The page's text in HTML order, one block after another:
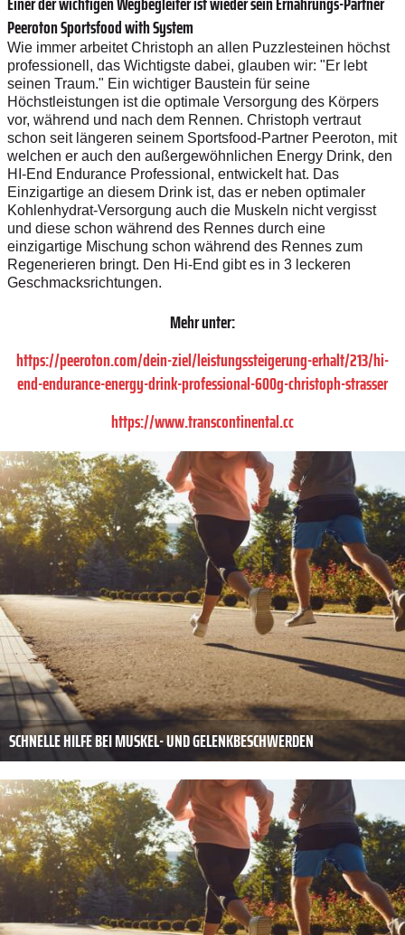
Peeroton Sportsfood with System
Wie immer arbeitet Christoph an allen Puzzlesteinen höchst
professionell, das Wichtigste dabei, glauben wir: "Er lebt
seinen Traum." Ein wichtiger Baustein für seine
Höchstleistungen ist die optimale Versorgung des Körpers
vor, während und nach dem Rennen. Christoph vertraut
schon seit längeren seinem Sportsfood-Partner Peeroton, mit
welchen er auch den außergewöhnlichen Energy Drink, den
HI-End Endurance Professional, entwickelt hat. Das
Einzigartige an diesem Drink ist, das er neben optimaler
Kohlenhydrat-Versorgung auch die Muskeln nicht vergisst
und diese schon während des Rennes durch eine
einzigartige Mischung schon während des Rennes zum
Regenerieren bringt. Den Hi-End gibt es in 3 leckeren
Geschmacksrichtungen.
Mehr unter:
https://peeroton.com/dein-ziel/leistungssteigerung-erhalt/213/hi-
end-endurance-energy-drink-professional-600g-christoph-strasser
https://www.transcontinental.cc
SCHNELLE HILFE BEI MUSKEL- UND GELENKBESCHWERDEN